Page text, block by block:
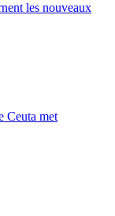
les nouveaux
Ceuta met